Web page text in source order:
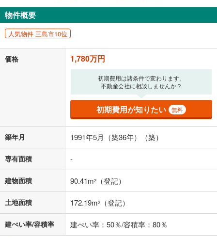
ボーナス払いの限度額は金融機関によって異なります。
閉じる
月々の返済額
る値は、実際の金融機関等における貸出金利とは何ら関係がなく、実際
の金融機関等における貸出金利を何ら保証するものではありません。返
済方法「元利均等返済」にて算出しております。入力された金利を35年
適用した場合の計算結果を表示しています。
その他月額費用や、初期費用がかかります。ご注意ください。実際にお
借り入れの際は各金融機関等に、必ずご自身でご確認をお願いいたしま
条件によってお借り入れができないことがあります。
不動産会社に購入相談をする 無料
閉じる
物件概要
人気物件 三島市10位
価格 1,780万円
初期費用は諸条件で変わります。
不動産会社に相談しませんか？
初期費用が知りたい 無料
築年月 1991年5月（築36年）（築）
専有面積 -
建物面積 90.41m2 （登記）
土地面積 172.19m2 （登記）
建ぺい率/容積率 建ぺい率：50％/容積率：80％